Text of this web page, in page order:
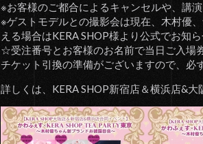
※お客様のご都合によるキャンセルや、講
※ゲストモデルとの撮影会は現在、木村優
える場合はKERA SHOP様より公式でお知ら
☆受注番号とお客様のお名前で当日ご入場
チケット引換の準備がございますので、必
詳しくは、KERA SHOP新宿店＆横浜店&